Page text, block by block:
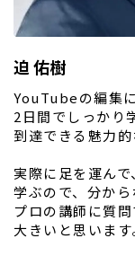
迫 佑樹
YouTubeの編集
2日間でしっかり
到達できる魅力的
実際に足を運ん
学ぶので、分か
プロの講師に質
大きいと思います